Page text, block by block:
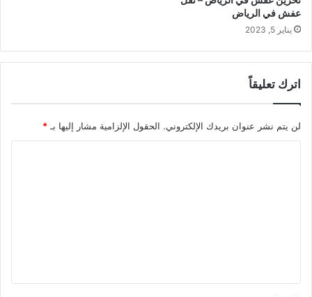
عفش في الرياض
يناير 5, 2023
اترك تعليقاً
لن يتم نشر عنوان بريدك الإلكتروني. الحقول الإلزامية مشار إليها بـ*